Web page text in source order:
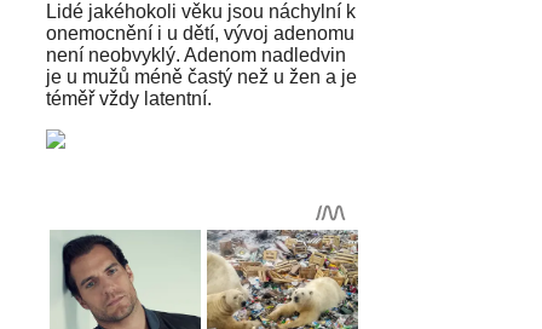
Lidé jakéhokoli věku jsou náchylní k
onemocnění i u dětí, vývoj adenomu
není neobvyklý. Adenom nadledvin
je u mužů méně častý než u žen a je
téměř vždy latentní.